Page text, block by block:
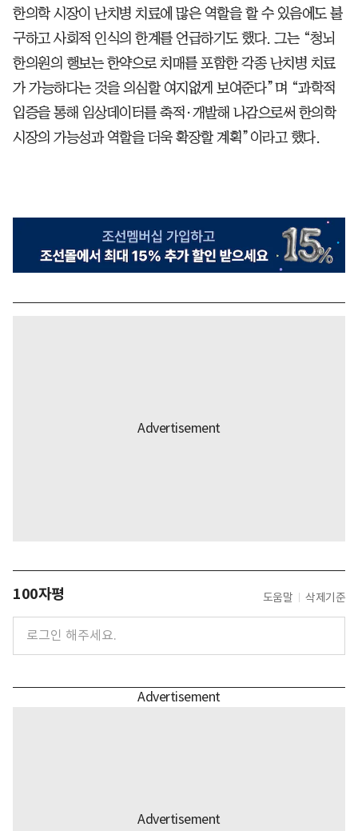
한의학 시장이 난치병 치료에 많은 역할을 할 수 있음에도 불
구하고 사회적 인식의 한계를 언급하기도 했다. 그는 “청뇌
한의원의 행보는 한약으로 치매를 포함한 각종 난치병 치료
가 가능하다는 것을 의심할 여지없게 보여준다”며 “과학적
입증을 통해 임상데이터를 축적·개발해 나감으로써 한의학
시장의 가능성과 역할을 더욱 확장할 계획”이라고 했다.
100자평 도움말 삭제기준